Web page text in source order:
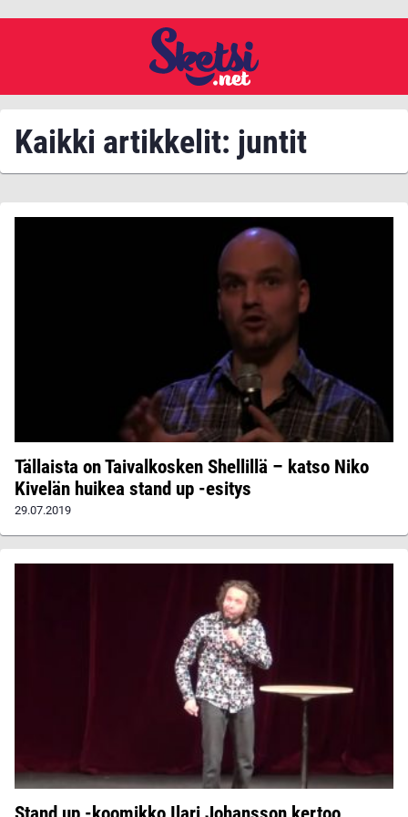
Kaikki artikkelit: juntit
Tällaista on Taivalkosken Shellillä – katso Niko
Kivelän huikea stand up -esitys
29.07.2019